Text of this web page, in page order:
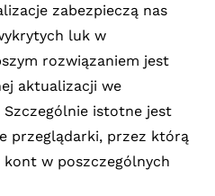
zabezpieczą nas
luk w
rozwiązaniem jest
aktualizacji we
istotne jest
przeglądarki, przez którą
kont w poszczególnych